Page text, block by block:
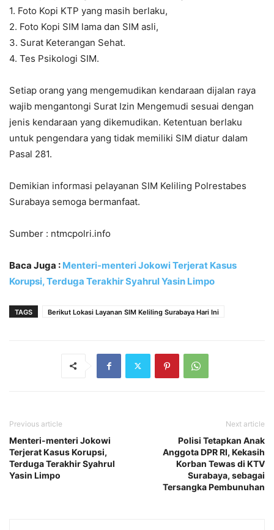
1. Foto Kopi KTP yang masih berlaku,
2. Foto Kopi SIM lama dan SIM asli,
3. Surat Keterangan Sehat.
4. Tes Psikologi SIM.
Setiap orang yang mengemudikan kendaraan dijalan raya
wajib mengantongi Surat Izin Mengemudi sesuai dengan
jenis kendaraan yang dikemudikan. Ketentuan berlaku
untuk pengendara yang tidak memiliki SIM diatur dalam
Pasal 281.
Demikian informasi pelayanan SIM Keliling Polrestabes
Surabaya semoga bermanfaat.
Sumber : ntmcpolri.info
Baca Juga : Menteri-menteri Jokowi Terjerat Kasus
Korupsi, Terduga Terakhir Syahrul Yasin Limpo
TAGS Berikut Lokasi Layanan SIM Keliling Surabaya Hari Ini
Previous article
Menteri-menteri Jokowi
Terjerat Kasus Korupsi,
Terduga Terakhir Syahrul
Yasin Limpo
Next article
Polisi Tetapkan Anak
Anggota DPR RI, Kekasih
Korban Tewas di KTV
Surabaya, sebagai
Tersangka Pembunuhan